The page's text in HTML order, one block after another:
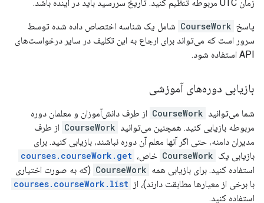
زمان UTC مربوطه تنظیم کنید. تاریخ سررسید باید در آینده باشد.
پاسخ CourseWork شامل یک شناسه اختصاص داده شده توسط
سرور است که می‌تواند برای ارجاع به این تکلیف در سایر درخواست‌های
API استفاده شود.
بازیابی دوره‌های آموزشی
شما می‌توانید CourseWork از طرف دانش‌آموزان و معلمان دوره
مربوطه بازیابی کنید. همچنین می‌توانید CourseWork از طرف
مدیران دامنه، حتی اگر آنها معلم آن دوره نباشند، بازیابی کنید. برای
بازیابی یک CourseWork خاص، courses.courseWork.get
استفاده کنید. برای بازیابی همه CourseWork (که به صورت اختیاری
با برخی از معیارها مطابقت دارند)، از courses.courseWork.list
استفاده کنید.